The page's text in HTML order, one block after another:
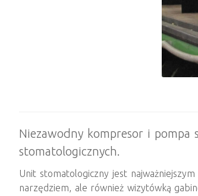
Niezawodny kompresor i pompa
stomatologicznych.
Unit stomatologiczny jest
narzędziem, ale również wizytówką